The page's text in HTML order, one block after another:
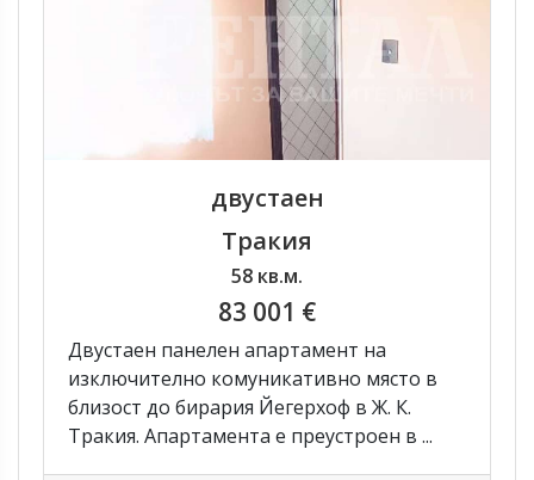
двустаен
Тракия
58 кв.м.
83 001 €
Двустаен панелен апартамент на
изключително комуникативно място в
близост до бирария Йегерхоф в Ж. К.
Тракия. Апартамента е преустроен в ...